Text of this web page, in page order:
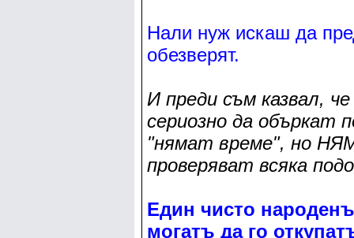
Нали нуж искаш да
обезверят.
И преди съм казвал,
сериозно да объркат
"нямат време", но
проверяват всяка
Един чисто
могатъ да го